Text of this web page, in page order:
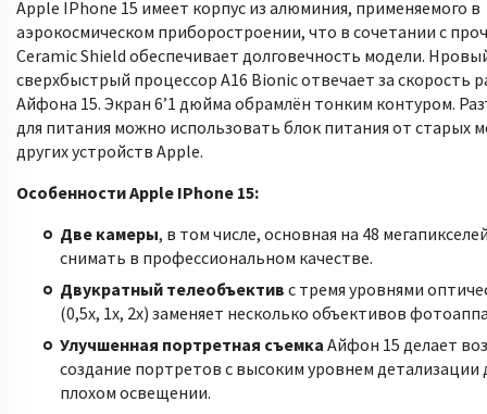
Apple IPhone 15 имеет корпус из алюминия, применяемого в
аэрокосмическом приборостроении, что в сочетании с
Ceramic Shield обеспечивает долговечность модели.
сверхбыстрый процессор А16 Bionic отвечает за скорость
Айфона 15. Экран 6’1 дюйма обрамлён тонким контуром.
для питания можно использовать блок питания от старых
других устройств Apple.
Особенности Apple IPhone 15:
Две камеры, в том числе, основная на 48
снимать в профессиональном качестве.
Двукратный телеобъектив с тремя уровнями
(0,5х, 1х, 2х) заменяет несколько объективов
Улучшенная портретная съемка Айфон 15 делает
создание портретов с высоким уровнем детализации
плохом освещении.